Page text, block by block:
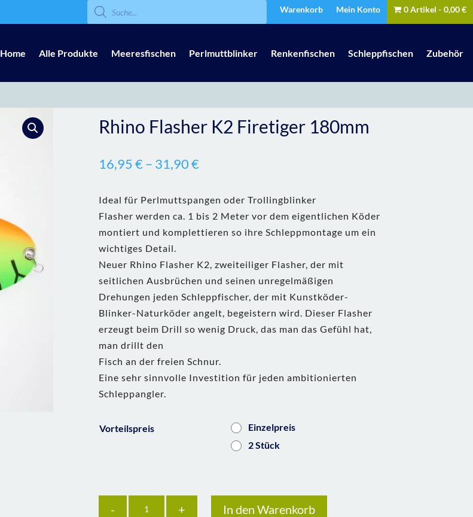
Products
search
Warenkorb Mein Konto 0 Artikel 0,00 €
Home Alle Produkte Meeresfischen Perlmuttblinker Renkenfischen Schleppfischen Zubehör
Rhino Flasher K2 Firetiger 180mm
16,95€– 31,90€
Ideal für Perlmuttspangen oder Trollingblinker
Flasher werden ca. 1 bis 2 Meter vor dem eigentlichen Köder
montiert und komplettieren so ihre Schleppmontage um ein
wichtiges Detail.
Neuer Rhino Flasher K2, zweiteiliger Flasher, der mit
seitlichen Ausbrüchen und seinen unregelmäßigen
Drehungen jeden Schleppfischer, der mit Kunstköder-
Blinker-Naturköder angelt, begeistern wird. Dieser Flasher
erzeugt beim Drill so wenig Druck, das man das Gefühl hat,
man drillt den
Fisch an der freien Schnur.
Eine sehr sinnvolle Investition für jeden ambitionierten
Schleppangler.
Vorteilspreis
Einzelpreis
2 Stück
In den Warenkorb